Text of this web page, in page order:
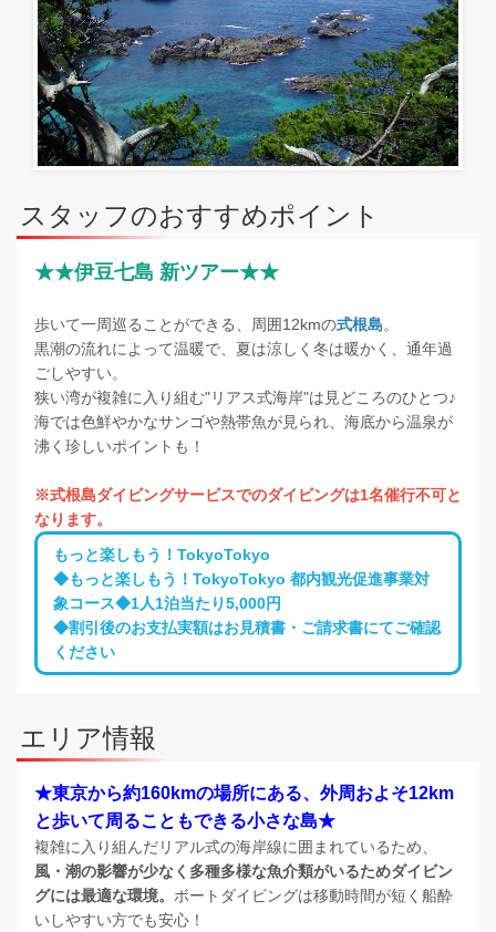
スタッフのおすすめポイント
★★伊豆七島 新ツアー★★
歩いて一周巡ることができる、周囲12kmの式根島。
黒潮の流れによって温暖で、夏は涼しく冬は暖かく、通年過
ごしやすい。
狭い湾が複雑に入り組む"リアス式海岸"は見どころのひとつ♪
海では色鮮やかなサンゴや熱帯魚が見られ、海底から温泉が
沸く珍しいポイントも！
※式根島ダイビングサービスでのダイビングは1名催行不可と
なります。
もっと楽しもう！TokyoTokyo
◆もっと楽しもう！TokyoTokyo 都内観光促進事業対
象コース◆1人1泊当たり5,000円
◆割引後のお支払実額はお見積書・ご請求書にてご確認
ください
エリア情報
★東京から約160kmの場所にある、外周およそ12km
と歩いて周ることもできる小さな島★
複雑に入り組んだリアル式の海岸線に囲まれているため、
風・潮の影響が少なく多種多様な魚介類がいるためダイビン
グには最適な環境。 ボートダイビングは移動時間が短く船酔
いしやすい方でも安心！